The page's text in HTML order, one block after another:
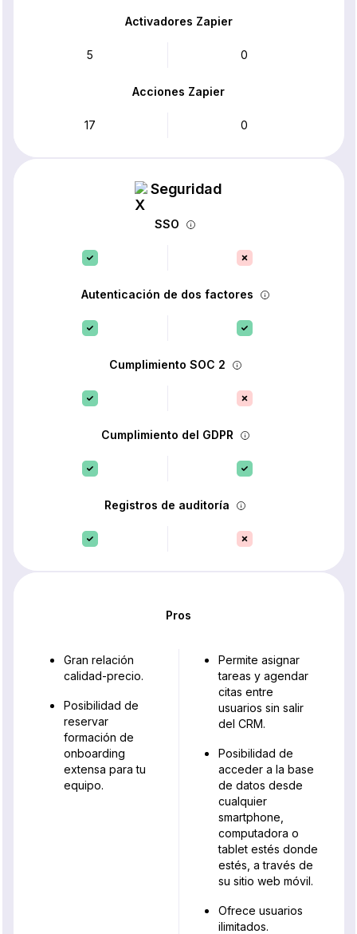
Activadores Zapier
5 0
Acciones Zapier
17 0
Seguridad
SSO
Autenticación de dos factores
Cumplimiento SOC 2
Cumplimiento del GDPR
Registros de auditoría
Pros
Gran relación
calidad-precio.
Posibilidad de
reservar
formación de
onboarding
extensa para tu
equipo.
Permite asignar
tareas y agendar
citas entre
usuarios sin salir
del CRM.
Posibilidad de
acceder a la base
de datos desde
cualquier
smartphone,
computadora o
tablet estés donde
estés, a través de
su sitio web móvil.
Ofrece usuarios
ilimitados.